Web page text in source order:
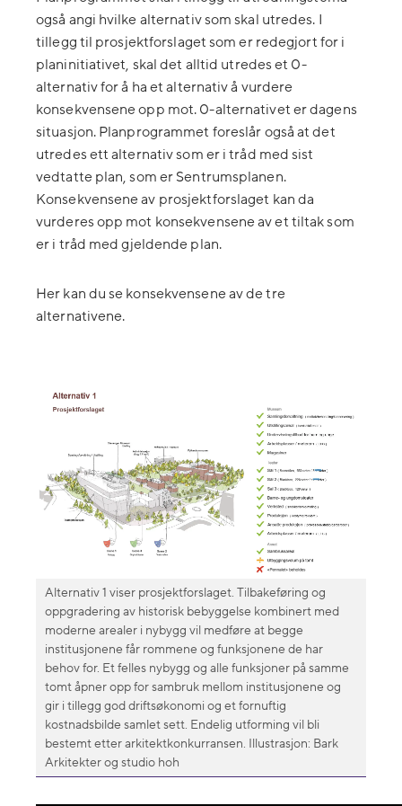
også angi hvilke alternativ som skal utredes. I
tillegg til prosjektforslaget som er redegjort for i
planinitiativet, skal det alltid utredes et 0-
alternativ for å ha et alternativ å vurdere
konsekvensene opp mot. 0-alternativet er dagens
situasjon. Planprogrammet foreslår også at det
utredes ett alternativ som er i tråd med sist
vedtatte plan, som er Sentrumsplanen.
Konsekvensene av prosjektforslaget kan da
vurderes opp mot konsekvensene av et tiltak som
er i tråd med gjeldende plan.
Her kan du se konsekvensene av de tre
alternativene.
Alternativ 1 viser prosjektforslaget. Tilbakeføring og
oppgradering av historisk bebyggelse kombinert med
moderne arealer i nybygg vil medføre at begge
institusjonene får rommene og funksjonene de har
behov for. Et felles nybygg og alle funksjoner på samme
tomt åpner opp for sambruk mellom institusjonene og
gir i tillegg god driftsøkonomi og et fornuftig
kostnadsbilde samlet sett. Endelig utforming vil bli
bestemt etter arkitektkonkurransen. Illustrasjon: Bark
Arkitekter og studio hoh